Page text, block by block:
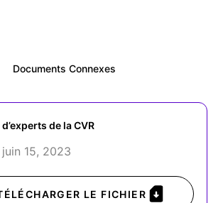
Documents Connexes
de la CVR
15, 2023
LE FICHIER